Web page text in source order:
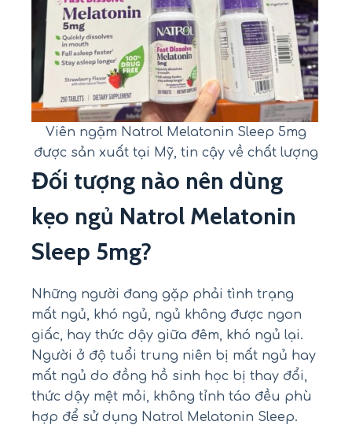
Viên ngậm Natrol Melatonin Sleep 5mg
được sản xuất tại Mỹ, tin cậy về chất lượng
Đối tượng nào nên dùng
kẹo ngủ Natrol Melatonin
Sleep 5mg?
Những người đang gặp phải tình trạng
mất ngủ, khó ngủ, ngủ không được ngon
giấc, hay thức dậy giữa đêm, khó ngủ lại.
Người ở độ tuổi trung niên bị mất ngủ hay
mất ngủ do đồng hồ sinh học bị thay đổi,
thức dậy mệt mỏi, không tỉnh táo đều phù
hợp để sử dụng Natrol Melatonin Sleep.